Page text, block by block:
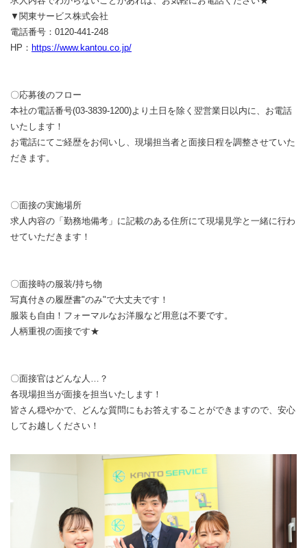
▼関東サービス株式会社
電話番号：0120-441-248
HP： https://www.kantou.co.jp/
〇応募後のフロー
本社の電話番号(03-3839-1200)より土日を除く翌営業日以内に、お電話
いたします！
お電話にてご経歴をお伺いし、現場担当者と面接日程を調整させていた
だきます。
〇面接の実施場所
求人内容の「勤務地備考」に記載のある住所にて現場見学と一緒に行わ
せていただきます！
〇面接時の服装/持ち物
写真付きの履歴書"のみ"で大丈夫です！
服装も自由！フォーマルなお洋服など用意は不要です。
人柄重視の面接です★
〇面接官はどんな人…？
各現場担当が面接を担当いたします！
皆さん穏やかで、どんな質問にもお答えすることができますので、安心
してお越しください！